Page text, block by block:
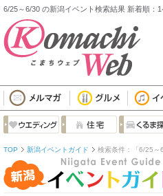
6/25～6/30 の新潟イベント検索結果 新着順：1
TOP 新潟イベントガイド 検索条件：「6/25～